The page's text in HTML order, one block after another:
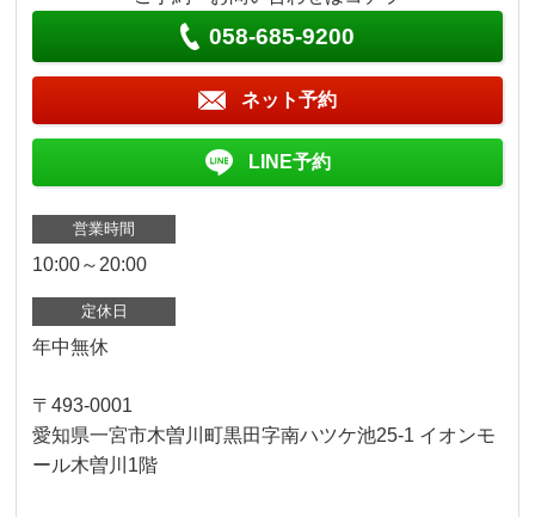
058-685-9200
ネット予約
LINE予約
営業時間
10:00～20:00
定休日
年中無休
〒493-0001
愛知県一宮市木曽川町黒田字南ハツケ池25-1 イオンモ
ール木曽川1階